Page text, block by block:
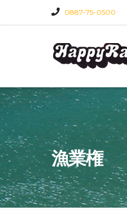
0887-75-0500
漁業権